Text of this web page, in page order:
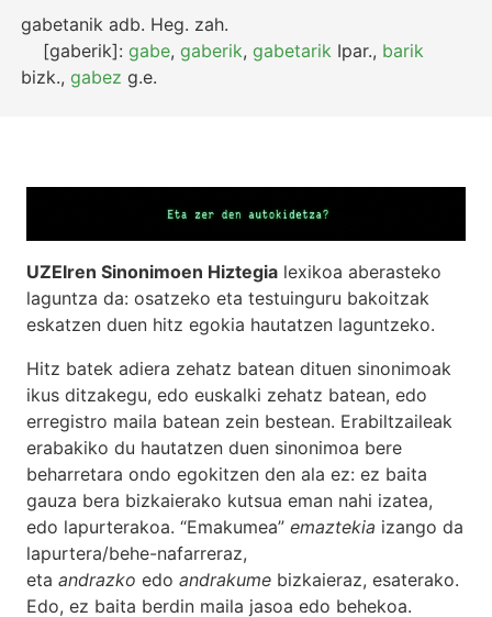
gabetanik adb. Heg. zah.
[gaberik]:gabe,gaberik,gabetarik Ipar., barik
bizk.,gabez g.e.
UZEIren Sinonimoen Hiztegia lexikoa aberasteko
laguntza da: osatzeko eta testuinguru bakoitzak
eskatzen duen hitz egokia hautatzen laguntzeko.
Hitz batek adiera zehatz batean dituen sinonimoak
ikus ditzakegu, edo euskalki zehatz batean, edo
erregistro maila batean zein bestean. Erabiltzaileak
erabakiko du hautatzen duen sinonimoa bere
beharretara ondo egokitzen den ala ez: ez baita
gauza bera bizkaierako kutsua eman nahi izatea,
edo lapurterakoa. “Emakumea” emaztekia izango da
lapurtera/behe-nafarreraz,
eta andrazko edo andrakume bizkaieraz, esaterako.
Edo, ez baita berdin maila jasoa edo behekoa.